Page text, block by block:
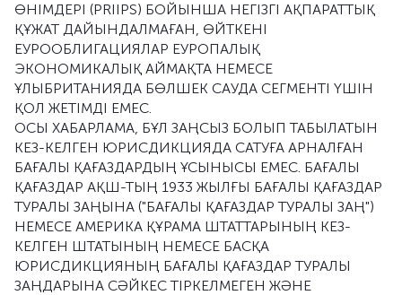
ӨНІМДЕРІ (PRIIPS) БОЙЫНША НЕГІЗГІ АҚПАРАТТЫҚ
ҚҰЖАТ ДАЙЫНДАЛМАҒАН, ӨЙТКЕНІ
ЕУРООБЛИГАЦИЯЛАР ЕУРОПАЛЫҚ
ЭКОНОМИКАЛЫҚ АЙМАҚТА НЕМЕСЕ
ҰЛЫБРИТАНИЯДА БӨЛШЕК САУДА СЕГМЕНТІ ҮШІН
ҚОЛ ЖЕТІМДІ ЕМЕС.
ОСЫ ХАБАРЛАМА, БҰЛ ЗАҢСЫЗ БОЛЫП ТАБЫЛАТЫН
КЕЗ-КЕЛГЕН ЮРИСДИКЦИЯДА САТУҒА АРНАЛҒАН
БАҒАЛЫ ҚАҒАЗДАРДЫҢ ҰСЫНЫСЫ ЕМЕС. БАҒАЛЫ
ҚАҒАЗДАР АҚШ-ТЫҢ 1933 ЖЫЛҒЫ БАҒАЛЫ ҚАҒАЗДАР
ТУРАЛЫ ЗАҢЫНА ("БАҒАЛЫ ҚАҒАЗДАР ТУРАЛЫ ЗАҢ")
НЕМЕСЕ АМЕРИКА ҚҰРАМА ШТАТТАРЫНЫҢ КЕЗ-
КЕЛГЕН ШТАТЫНЫҢ НЕМЕСЕ БАСҚА
ЮРИСДИКЦИЯНЫҢ БАҒАЛЫ ҚАҒАЗДАР ТУРАЛЫ
ЗАҢДАРЫНА СӘЙКЕС ТІРКЕЛМЕГЕН ЖӘНЕ